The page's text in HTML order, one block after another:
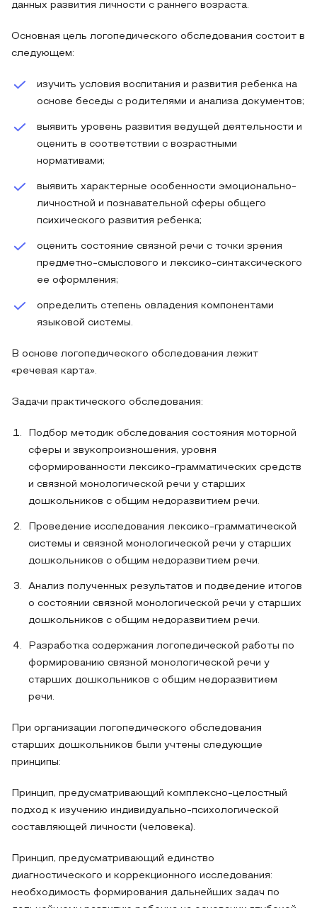
данных развития личности с раннего возраста.
Основная цель логопедического обследования состоит в
следующем:
изучить условия воспитания и развития ребенка на
основе беседы с родителями и анализа документов;
выявить уровень развития ведущей деятельности и
оценить в соответствии с возрастными
нормативами;
выявить характерные особенности эмоционально-
личностной и познавательной сферы общего
психического развития ребенка;
оценить состояние связной речи с точки зрения
предметно-смыслового и лексико-синтаксического
ее оформления;
определить степень овладения компонентами
языковой системы.
В основе логопедического обследования лежит
«речевая карта».
Задачи практического обследования:
Подбор методик обследования состояния моторной
сферы и звукопроизношения, уровня
сформированности лексико-грамматических средств
и связной монологической речи у старших
дошкольников с общим недоразвитием речи.
Проведение исследования лексико-грамматической
системы и связной монологической речи у старших
дошкольников с общим недоразвитием речи.
Анализ полученных результатов и подведение итогов
о состоянии связной монологической речи у старших
дошкольников с общим недоразвитием речи.
Разработка содержания логопедической работы по
формированию связной монологической речи у
старших дошкольников с общим недоразвитием
речи.
При организации логопедического обследования
старших дошкольников были учтены следующие
принципы:
Принцип, предусматривающий комплексно-целостный
подход к изучению индивидуально-психологической
составляющей личности (человека).
Принцип, предусматривающий единство
диагностического и коррекционного исследования:
необходимость формирования дальнейших задач по